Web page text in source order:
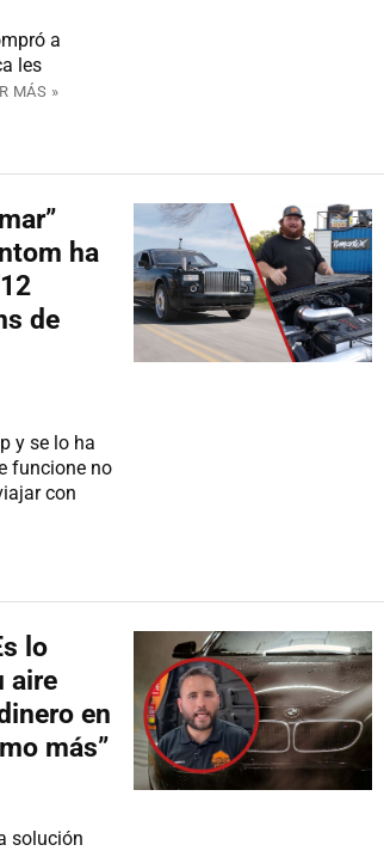
a
les
MÁS »
ha
de
y se lo ha
funcione no
con
lo
aire
en
más”
solución